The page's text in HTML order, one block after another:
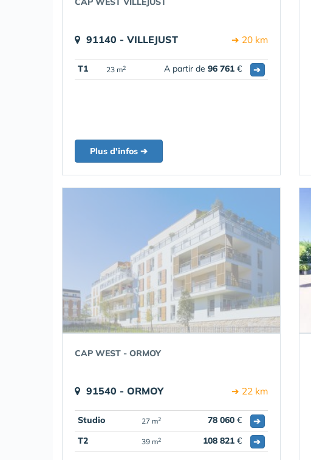
91140 - VILLEJUST ➔ 20 km
T1 23 m2 A partir de 96 761 € ➔
Plus d'infos ➔
CAP WEST - ORMOY
91540 - ORMOY ➔ 22 km
Studio 27 m2 78 060 €
➔
T2
39 m2 108 821 € ➔